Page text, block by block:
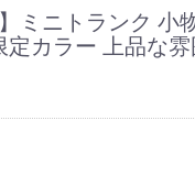
ミニトランク 小
定カラー 上品な雰